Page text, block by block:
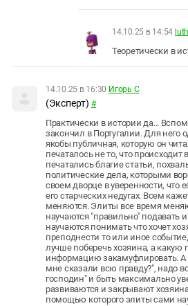
14.10.25 в 14:54
Теоретически в
14.10.25 в 16:30 Игорь С
(Эксперт) #
Практически в истории да...
закончил в Португалии. Для него
якобы публичная, которую он
печаталось не то, что
печатались благие статьи,
политические дела, которыми
своем дворце в уверенности, что
его старческих недугах. Всем
меняются. Элиты все время
научаются "правильно" подавать
научаются понимать что хочет
преподнести то или иное
лучше поберечь хозяина, а какую
информацию закамуфлировать. А
мне сказали всю правду?", надо
господин" и быть максимально
развиваются и закрывают
помощью которого элиты сами